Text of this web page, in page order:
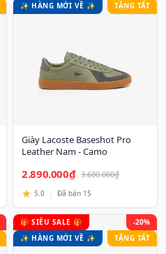
✨ HÀNG MỚI VỀ ✨
TẶNG TẤT
Giày Lacoste Baseshot Pro
Leather Nam - Camo
2.890.000₫ 3.600.000₫
5.0 | Đã bán 15
🎁 SIÊU SALE 🎁
✨ HÀNG MỚI VỀ ✨
-20%
TẶNG TẤT